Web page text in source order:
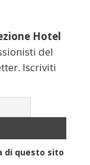
Hotel
del
Iscriviti
di questo sito